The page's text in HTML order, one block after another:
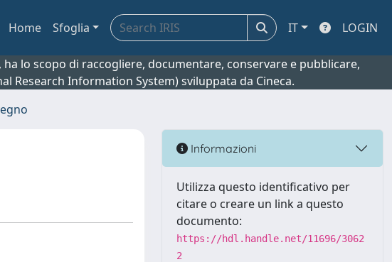
Home Sfoglia IT LOGIN
lo scopo di raccogliere, documentare, conservare e pubblicare,
Research Information System) sviluppata da Cineca.
Informazioni
Utilizza questo identificativo per
citare o creare un link a questo
documento:
https://hdl.handle.net/11696/3062
2